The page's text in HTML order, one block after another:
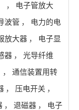
，
电子管放大
波管 ，
电力的电
放大器 ，
电子显
器 ，
光导纤维
，
通信装置用转
， 压电开关 ，
， 退磁器 ，
电子